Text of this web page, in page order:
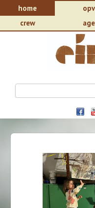
home
crew